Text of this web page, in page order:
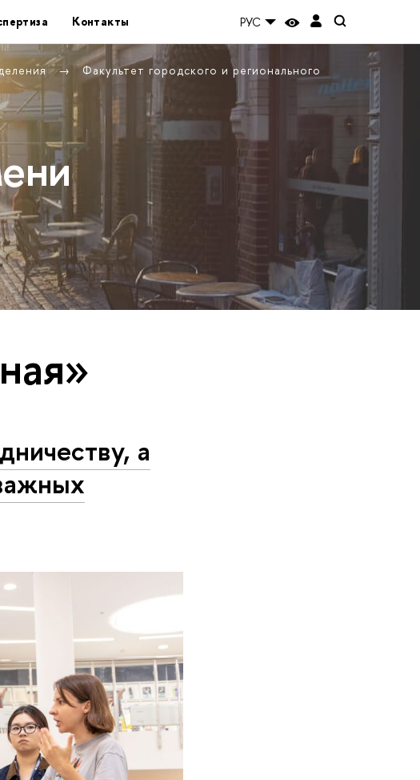
Контакты РУС
Факультет городского и регионального
а